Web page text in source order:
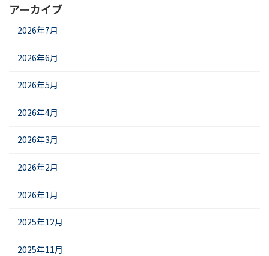
アーカイブ
2026年7月
2026年6月
2026年5月
2026年4月
2026年3月
2026年2月
2026年1月
2025年12月
2025年11月